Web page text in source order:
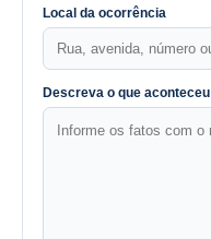
Local da ocorrência
Descreva o que aconteceu